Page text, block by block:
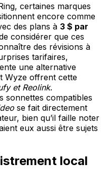
certaines marques
encore comme
des plans à 3 $ par
considérer que ces
des révisions à
tarifaires,
une alternative
Wyze offrent cette
et Reolink.
sonnettes compatibles
se fait directement
bien qu’il faille noter
eux aussi être sujets
local